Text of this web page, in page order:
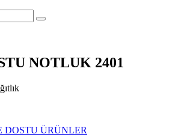
NOTLUK 2401
DOSTU ÜRÜNLER